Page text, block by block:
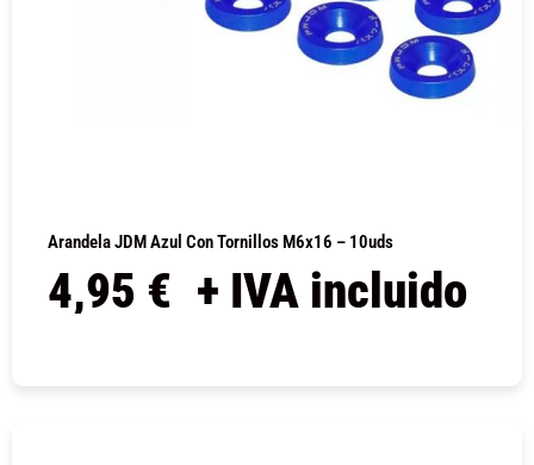
Arandela JDM Azul Con Tornillos M6x16 – 10uds
4,95 € + IVA incluido